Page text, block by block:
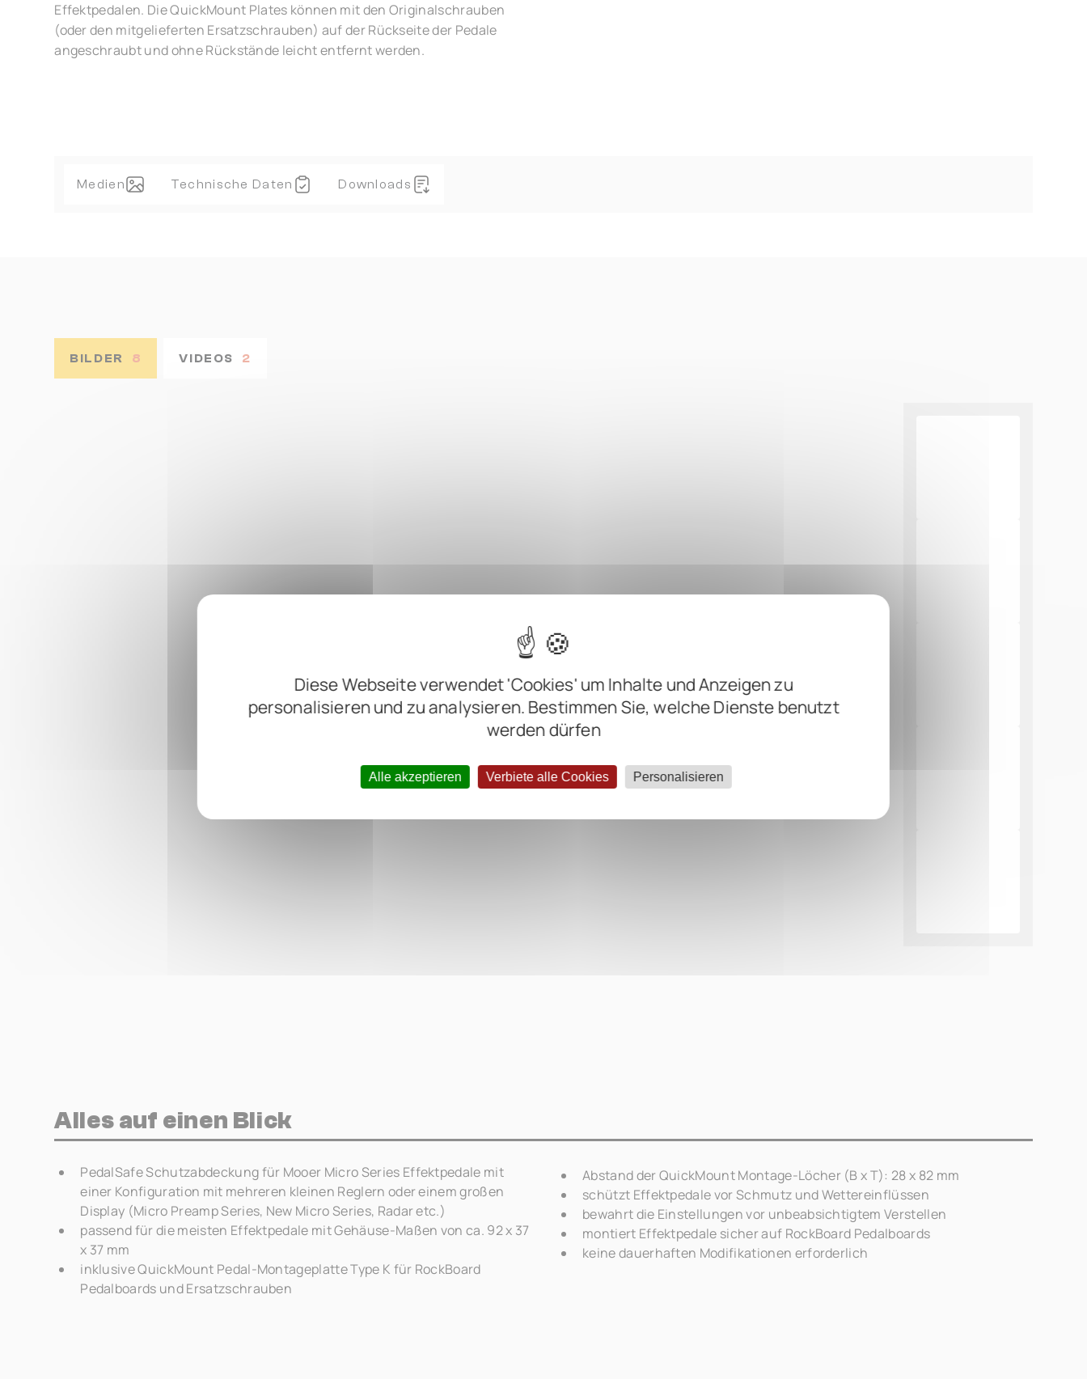
Diese Webseite verwendet 'Cookies' um Inhalte und Anzeigen zu
personalisieren und zu analysieren. Bestimmen Sie, welche Dienste benutzt
werden dürfen
Alle akzeptieren Verbiete alle Cookies Personalisieren
Effektpedalen. Die QuickMount Plates können mit den Originalschrauben
(oder den mitgelieferten Ersatzschrauben) auf der Rückseite der Pedale
angeschraubt und ohne Rückstände leicht entfernt werden.
Medien Technische Daten Downloads
BILDER 8 VIDEOS 2
Alles auf einen Blick
PedalSafe Schutzabdeckung für Mooer Micro Series Effektpedale mit
einer Konfiguration mit mehreren kleinen Reglern oder einem großen
Display (Micro Preamp Series, New Micro Series, Radar etc.)
passend für die meisten Effektpedale mit Gehäuse-Maßen von ca. 92 x 37
x 37 mm
inklusive QuickMount Pedal-Montageplatte Type K für RockBoard
Pedalboards und Ersatzschrauben
Abstand der QuickMount Montage-Löcher (B x T): 28 x 82 mm
schützt Effektpedale vor Schmutz und Wettereinflüssen
bewahrt die Einstellungen vor unbeabsichtigtem Verstellen
montiert Effektpedale sicher auf RockBoard Pedalboards
keine dauerhaften Modifikationen erforderlich